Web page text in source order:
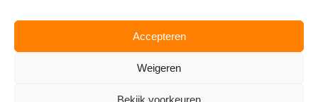
Accepteren
Weigeren
Bekijk voorkeuren
2026